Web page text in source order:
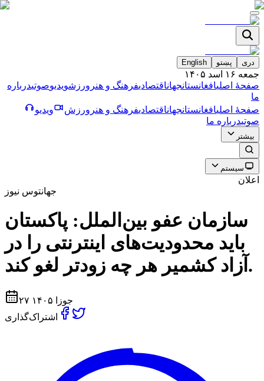
دری پښتو English
جمعه ۱۶ اسد ۱۴۰۵
صفحۀ اصلیافغانستانجهاناقتصادیفرهنگ و هنر ورزشویدیوصوتیدرباره
ما
صفحۀ اصلیافغانستانجهاناقتصادیفرهنگ و هنر ورزش
ویدیو
صوتیدرباره ما
بیشتر
سیستم
اعلان
جهانتوس نیوز
سازمان عفو بین‌الملل: پاکستان
باید محدودیت‌های اینترنتی را در
آزاد کشمیر هر چه زودتر لغو کند.
۲۷ جوزا ۱۴۰۵
اشتراک‌گذاری